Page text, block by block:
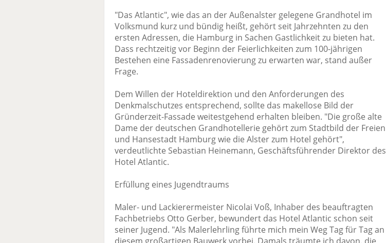
"Das Atlantic", wie das an der Außenalster gelegene Grandhotel im
Volksmund kurz und bündig heißt, gehört seit Jahrzehnten zu den
ersten Adressen, die Hamburg in Sachen Gastlichkeit zu bieten hat.
Dass rechtzeitig vor Beginn der Feierlichkeiten zum 100-jährigen
Bestehen eine Fassadenrenovierung zu erwarten war, stand außer
Frage.
Dem Willen der Hoteldirektion und den Anforderungen des
Denkmalschutzes entsprechend, sollte das makellose Bild der
Gründerzeit-Fassade weitestgehend erhalten bleiben. "Die große alte
Dame der deutschen Grandhotellerie gehört zum Stadtbild der Freien
und Hansestadt Hamburg wie die Alster zum Hotel gehört",
verdeutlichte Sebastian Heinemann, Geschäftsführender Direktor des
Hotel Atlantic.
Erfüllung eines Jugendtraums
Maler- und Lackierermeister Nicolai Voß, Inhaber des beauftragten
Fachbetriebs Otto Gerber, bewundert das Hotel Atlantic schon seit
seiner Jugend. "Als Malerlehrling führte mich mein Weg Tag für Tag an